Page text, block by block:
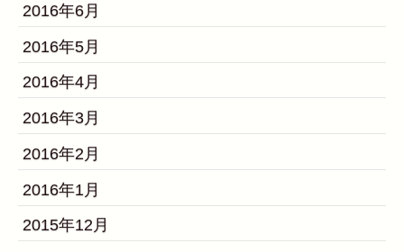
2016年6月
2016年5月
2016年4月
2016年3月
2016年2月
2016年1月
2015年12月